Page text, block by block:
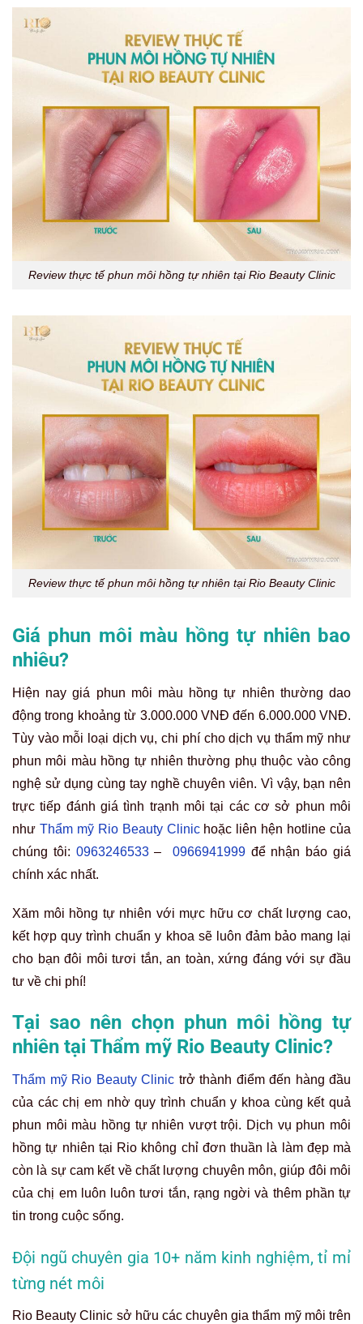
Review thực tế phun môi hồng tự nhiên tại Rio Beauty Clinic
Review thực tế phun môi hồng tự nhiên tại Rio Beauty Clinic
Giá phun môi màu hồng tự nhiên bao
nhiêu?
Hiện nay giá phun môi màu hồng tự nhiên thường dao
động trong khoảng từ 3.000.000 VNĐ đến 6.000.000 VNĐ.
Tùy vào mỗi loại dịch vụ, chi phí cho dịch vụ thẩm mỹ như
phun môi màu hồng tự nhiên thường phụ thuộc vào công
nghệ sử dụng cùng tay nghề chuyên viên. Vì vậy, bạn nên
trực tiếp đánh giá tình trạnh môi tại các cơ sở phun môi
như Thẩm mỹ Rio Beauty Clinichoặc liên hện hotline của
chúng tôi: 0963246533– 0966941999 để nhận báo giá
chính xác nhất.
Xăm môi hồng tự nhiên với mực hữu cơ chất lượng cao,
kết hợp quy trình chuẩn y khoa sẽ luôn đảm bảo mang lại
cho bạn đôi môi tươi tắn, an toàn, xứng đáng với sự đầu
tư về chi phí!
Tại sao nên chọn phun môi hồng tự
nhiên tại Thẩm mỹ Rio Beauty Clinic?
Thẩm mỹ Rio Beauty Clinic trở thành điểm đến hàng đầu
của các chị em nhờ quy trình chuẩn y khoa cùng kết quả
phun môi màu hồng tự nhiên vượt trội. Dịch vụ phun môi
hồng tự nhiên tại Rio không chỉ đơn thuần là làm đẹp mà
còn là sự cam kết về chất lượng chuyên môn, giúp đôi môi
của chị em luôn luôn tươi tắn, rạng ngời và thêm phần tự
tin trong cuộc sống.
Đội ngũ chuyên gia 10+ năm kinh nghiệm, tỉ mỉ
từng nét môi
Rio Beauty Clinic sở hữu các chuyên gia thẩm mỹ môi trên